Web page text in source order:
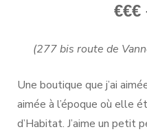
€€€
(277 bis route de
Une boutique que j’ai
aimée à l’époque où elle
d’Habitat. J’aime un petit